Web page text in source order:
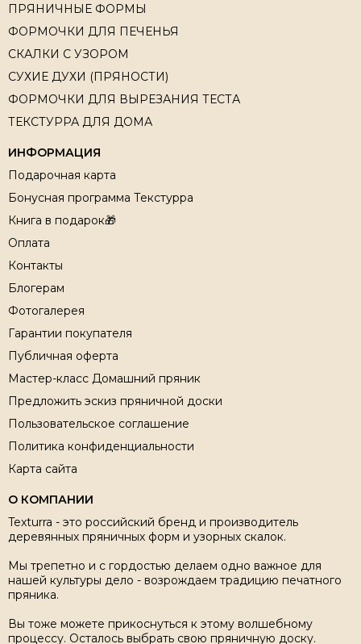
ПРЯНИЧНЫЕ ФОРМЫ
ФОРМОЧКИ ДЛЯ ПЕЧЕНЬЯ
СКАЛКИ С УЗОРОМ
СУХИЕ ДУХИ (ПРЯНОСТИ)
ФОРМОЧКИ ДЛЯ ВЫРЕЗАНИЯ ТЕСТА
ТЕКСТУРРА ДЛЯ ДОМА
ИНФОРМАЦИЯ
Подарочная карта
Бонусная программа Текстурра
Книга в подарок🎁
Оплата
Контакты
Блогерам
Фотогалерея
Гарантии покупателя
Публичная оферта
Мастер-класс Домашний пряник
Предложить эскиз пряничной доски
Пользовательское соглашение
Политика конфиденциальности
Карта сайта
О КОМПАНИИ
Texturra - это российский бренд и производитель
деревянных пряничных форм и узорных скалок.
Мы трепетно и с гордостью делаем одно важное для
нашей культуры дело - возрождаем традицию печатного
пряника.
Вы тоже можете прикоснуться к этому волшебному
процессу. Осталось выбрать свою пряничную доску.